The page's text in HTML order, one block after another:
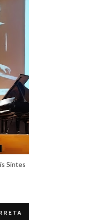
Sintes